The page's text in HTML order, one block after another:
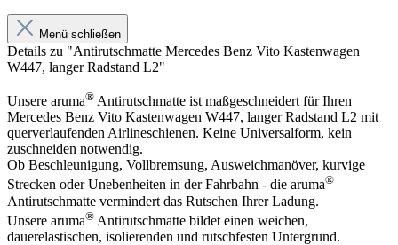
Menü schließen
Details zu "Antirutschmatte Mercedes Benz Vito Kastenwagen
W447, langer Radstand L2"
Unsere aruma® Antirutschmatte ist maßgeschneidert für Ihren
Mercedes Benz Vito Kastenwagen W447, langer Radstand L2 mit
querverlaufenden Airlineschienen. Keine Universalform, kein
zuschneiden notwendig.
Ob Beschleunigung, Vollbremsung, Ausweichmanöver, kurvige
Strecken oder Unebenheiten in der Fahrbahn - die aruma®
Antirutschmatte vermindert das Rutschen Ihrer Ladung.
Unsere aruma® Antirutschmatte bildet einen weichen,
dauerelastischen, isolierenden und rutschfesten Untergrund.